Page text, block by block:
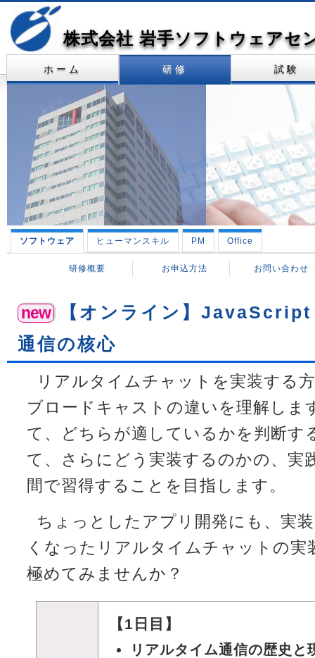
株式会社 岩手ソフトウェアセ
ホーム 研修 試験
ソフトウェア ヒューマンスキル PM Office
研修概要 お申込方法 お問い合わせ
new
【オンライン】
通信の核心
リアルタイムチャットを実装する
ブロードキャストの違いを理解しま
て、どちらが適しているかを判断す
て、さらにどう実装するのかの、実
間で習得することを目指します。
ちょっとしたアプリ開発にも、実
くなったリアルタイムチャットの実
極めてみませんか？
【1日目】
リアルタイム通信の歴史と